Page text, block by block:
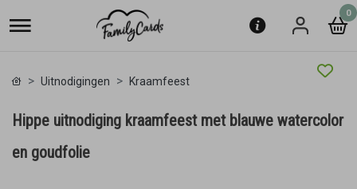
0
Uitnodigingen Kraamfeest
Hippe uitnodiging kraamfeest met blauwe watercolor
en goudfolie